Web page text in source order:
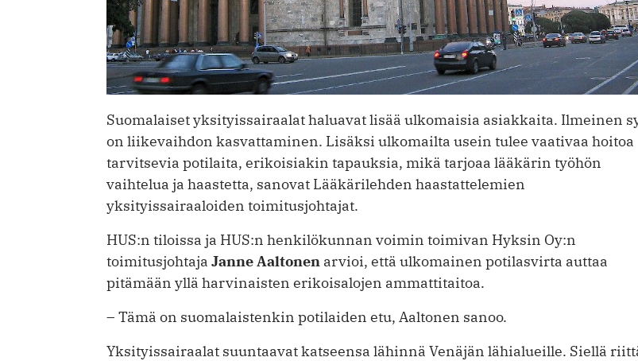
Suomalaiset yksityissairaalat ­haluavat lisää ulkomaisia ­asiakkaita. Ilmeinen
on liikevaihdon kasvattaminen. Lisäksi ulkomailta usein tulee vaativaa hoitoa
tarvitsevia potilaita, erikoisiakin tapauksia, mikä tarjoaa lääkärin työhön
vaihtelua ja haastetta, sanovat Lääkärilehden haastattelemien
yksityissairaaloiden toimitusjohtajat.
HUS:n tiloissa ja HUS:n henkilökunnan voimin toimivan ­Hyksin Oy:n
toimitusjohtaja Janne Aaltonen arvioi, että ulkomainen potilasvirta auttaa
pitämään yllä harvinaisten erikoisalojen ammattitaitoa.
– Tämä on suomalaistenkin potilaiden etu, Aaltonen sanoo.
Yksityissairaalat suuntaavat katseensa lähinnä Venäjän lähialueille. Siellä